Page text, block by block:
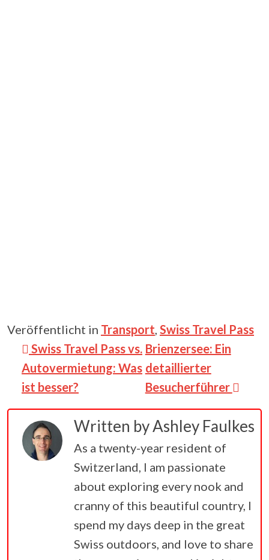
Veröffentlicht in Transport, Swiss Travel Pass
Beitragsnavigation
Swiss Travel Pass vs.
Autovermietung: Was
ist besser?
Brienzersee: Ein
detaillierter
Besucherführer
Written byAshley Faulkes
As a twenty-year resident of
Switzerland, I am passionate
about exploring every nook and
cranny of this beautiful country, I
spend my days deep in the great
Swiss outdoors, and love to share